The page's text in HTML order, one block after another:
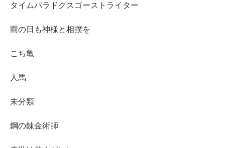
タイムパラドクスゴーストライター
雨の日も神様と相撲を
こち亀
人馬
未分類
鋼の錬金術師